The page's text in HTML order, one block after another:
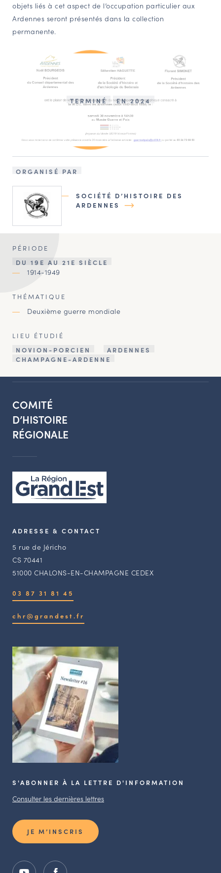
objets liés à cet aspect de l’occupation particulier aux
Ardennes seront présentés dans la collection
permanente.
TERMINÉ EN 2024
ORGANISÉ PAR
SOCIÉTÉ D’HISTOIRE DES
ARDENNES
PÉRIODE
DU 19E AU 21E SIÈCLE
1914-1949
THÉMATIQUE
Deuxième guerre mondiale
LIEU ÉTUDIÉ
NOVION-PORCIEN
ARDENNES
CHAMPAGNE-ARDENNE
COMITÉ
D’HISTOIRE
RÉGIONALE
ADRESSE & CONTACT
5 rue de Jéricho
CS 70441
51000 CHALONS-EN-CHAMPAGNE CEDEX
03 87 31 81 45
chr@grandest.fr
S'ABONNER À LA LETTRE D'INFORMATION
Consulter les dernières lettres
JE M’INSCRIS